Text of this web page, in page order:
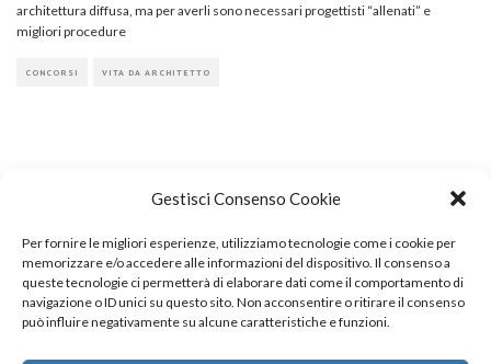
Gestisci Consenso Cookie
Per fornire le migliori esperienze, utilizziamo tecnologie come i cookie per
memorizzare e/o accedere alle informazioni del dispositivo. Il consenso a
queste tecnologie ci permetterà di elaborare dati come il comportamento di
navigazione o ID unici su questo sito. Non acconsentire o ritirare il consenso
può influire negativamente su alcune caratteristiche e funzioni.
architettura diffusa, ma per averli sono necessari progettisti “allenati” e
migliori procedure
CONCORSI VITA DA ARCHITETTO
COPYRIGHT
© TheArchitecturalPost 2024